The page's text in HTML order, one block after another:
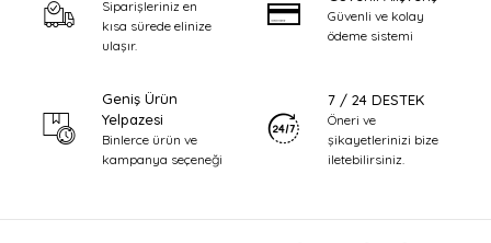
Siparişleriniz en
kısa sürede elinize
ulaşır.
Güvenli ve kolay
ödeme sistemi
Geniş Ürün
Yelpazesi
Binlerce ürün ve
kampanya seçeneği
7 / 24 DESTEK
Öneri ve
şikayetlerinizi bize
iletebilirsiniz.